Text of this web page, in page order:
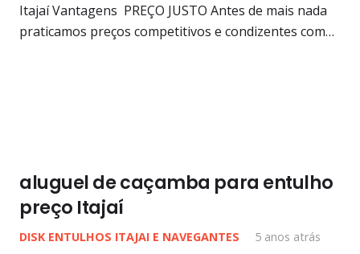
Itajaí Vantagens PREÇO JUSTO Antes de mais nada
praticamos preços competitivos e condizentes com…
aluguel de caçamba para entulho
preço Itajaí
DISK ENTULHOS ITAJAI E NAVEGANTES 5 anos atrás